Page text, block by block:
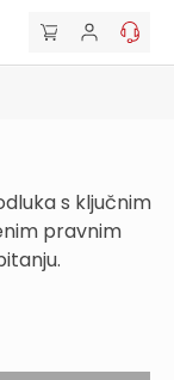
s ključnim
pravnim